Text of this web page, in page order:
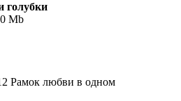
голубки
Mb
Рамок любви в одном